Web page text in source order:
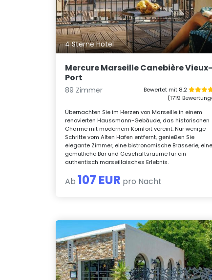
4 Sterne Hotel
Mercure Marseille Canebière Vieux-
Port
89 Zimmer
Bewertet mit 8.2
(1719
Übernachten Sie im Herzen von Marseille in einem
renovierten Haussmann-Gebäude, das historischen
Charme mit modernem Komfort vereint. Nur wenige
Schritte vom Alten Hafen entfernt, genießen Sie
elegante Zimmer, eine bistronomische Brasserie, eine
gemütliche Bar und Geschäftsräume für ein
authentisch marseillaisches Erlebnis.
Ab 107 EUR pro Nacht